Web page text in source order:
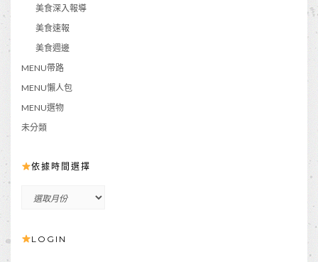
美食深入報導
美食速報
美食週邊
MENU帶路
MENU懶人包
MENU選物
未分類
依據時間選擇
間 LOGIN